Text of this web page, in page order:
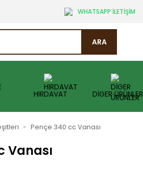
WHATSAPP İLETİŞİM
ARA
HIRDAVAT DİGER ÜRÜNLER
Pençe 340 cc Vanası
Vanası